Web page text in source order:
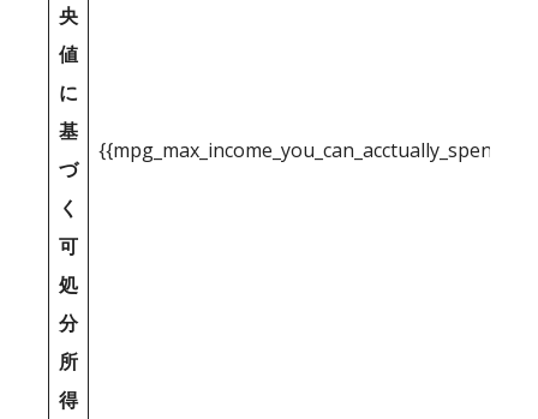
央
値
に
基
づ
く
可
処
分
所
得